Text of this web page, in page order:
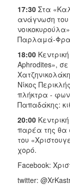
17:30 Στα
ανάγνωση του
Παρλαμά-
18:00
Aphrodites»,
Νίκος
πλήκτρα -
Παπαδάκης:
20:00
παρέα της θα
του
χορό.
Facebook:
twitter: